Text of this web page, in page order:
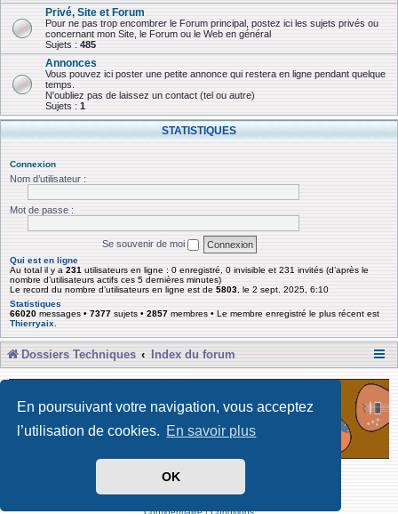
En poursuivant votre navigation, vous acceptez
l’utilisation de cookies. En savoir plus
OK
Privé, Site et Forum
Pour ne pas trop encombrer le Forum principal, postez ici les sujets privés ou
concernant mon Site, le Forum ou le Web en général
Sujets : 485
Annonces
Vous pouvez ici poster une petite annonce qui restera en ligne pendant quelque
temps.
N'oubliez pas de laissez un contact (tel ou autre)
Sujets : 1
STATISTIQUES
Connexion
Nom d’utilisateur :
Mot de passe :
Se souvenir de moi
Qui est en ligne
Au total il y a 231 utilisateurs en ligne : 0 enregistré, 0 invisible et 231 invités (d’après le
nombre d’utilisateurs actifs ces 5 dernières minutes)
Le record du nombre d’utilisateurs en ligne est de 5803 , le 2 sept. 2025, 6:10
Statistiques
66020 messages • 7377 sujets • 2857 membres • Le membre enregistré le plus récent est
Thierryaix
Dossiers Techniques Index du forum
Développé par Forum Software © phpBB Limited
Traduit par phpBB-fr
Confidentialité|Conditions